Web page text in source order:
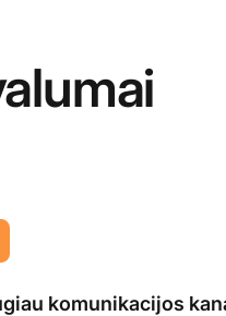
komunikacijos